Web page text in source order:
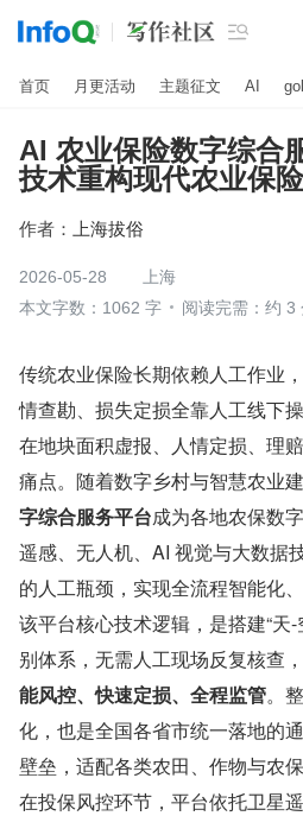

首页 月更活动 主题征文 AI
AI 农业保险数字综合
技术重构现代农业保
作者： 上海拔俗
2026-05-28
上海
本文字数：1062 字
阅读完需：约 3
传统农业保险长期依赖人工作业
情查勘、损失定损全靠人工线下
在地块面积虚报、人情定损、理
痛点。随着数字乡村与智慧农业
字综合服务平台成为各地农保数
遥感、无人机、AI 视觉与大数据
的人工瓶颈，实现全流程智能化
该平台核心技术逻辑，是搭建“天
别体系，无需人工现场反复核查
能风控、快速定损、全程监管。
化，也是全国各省市统一落地的
壁垒，适配各类农田、作物与农保
在投保风控环节，平台依托卫星